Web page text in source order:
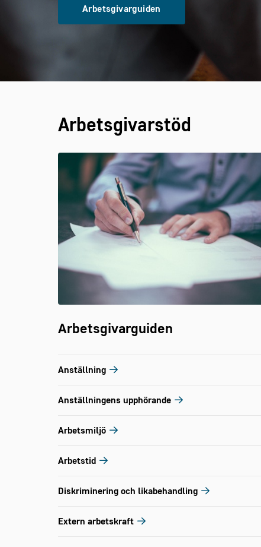
Arbetsgivarguiden
Arbetsgivarstöd
Arbetsgivarguiden
Anställning
Anställningens upphörande
Arbetsmiljö
Arbetstid
Diskriminering och likabehandling
Extern arbetskraft